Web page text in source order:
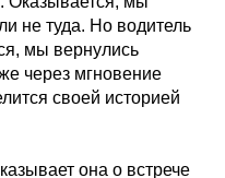
не туда. Но водитель
мы вернулись
через мгновение
своей историей
она о встрече